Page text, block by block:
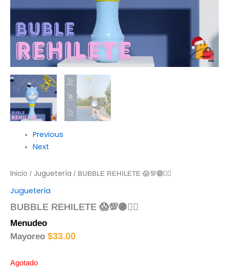
Previous
Next
Inicio / Juguetería / BUBBLE REHILETE 😱💯🟣☝🏻
Juguetería
BUBBLE REHILETE 😱💯🟣☝🏻
Menudeo
Mayoreo $33.00
Agotado